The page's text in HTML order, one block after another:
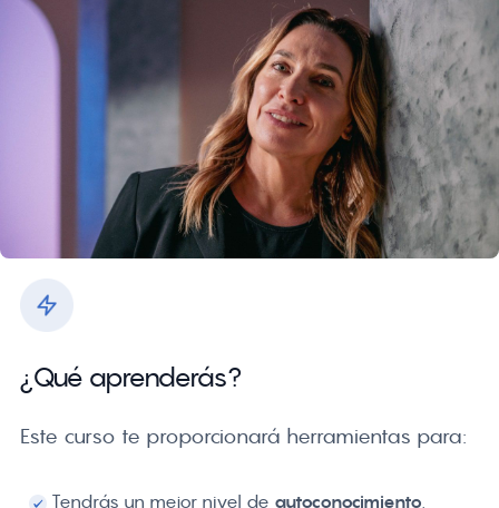
¿Qué aprenderás?
Este curso te proporcionará herramientas para:
Tendrás un mejor nivel de autoconocimiento